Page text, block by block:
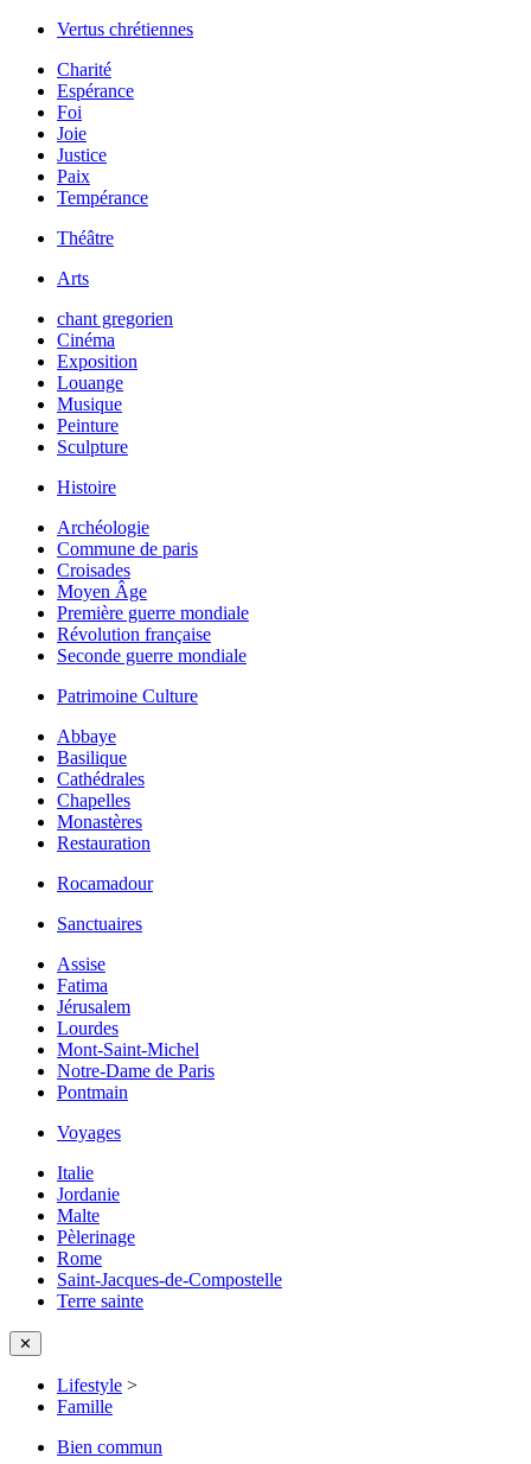
Vertus chrétiennes
Charité
Espérance
Foi
Joie
Justice
Paix
Tempérance
Théâtre
Arts
chant gregorien
Cinéma
Exposition
Louange
Musique
Peinture
Sculpture
Histoire
Archéologie
Commune de paris
Croisades
Moyen Âge
Première guerre mondiale
Révolution française
Seconde guerre mondiale
Patrimoine Culture
Abbaye
Basilique
Cathédrales
Chapelles
Monastères
Restauration
Rocamadour
Sanctuaires
Assise
Fatima
Jérusalem
Lourdes
Mont-Saint-Michel
Notre-Dame de Paris
Pontmain
Voyages
Italie
Jordanie
Malte
Pèlerinage
Rome
Saint-Jacques-de-Compostelle
Terre sainte
✕
Lifestyle >
Famille
Bien commun